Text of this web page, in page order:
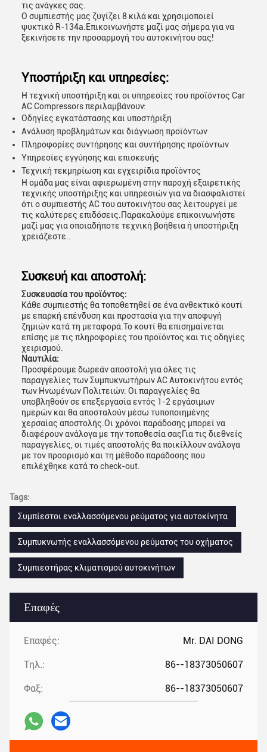
Επαφές
Επαφές: Mr. DAI DONG
Τηλ.: 86--18373050607
Φαξ: 86--18373050607
τις ανάγκες σας.
Ο συμπιεστής μας ζυγίζει 8 κιλά και χρησιμοποιεί
ψυκτικό R-134a.Επικοινωνήστε μαζί μας σήμερα για να
ξεκινήσετε την προσαρμογή του αυτοκινήτου σας!
Υποστήριξη και υπηρεσίες:
Η τεχνική υποστήριξη και οι υπηρεσίες του προϊόντος Car
AC Compressors περιλαμβάνουν:
Οδηγίες εγκατάστασης και υποστήριξη
Ανάλυση προβλημάτων και διάγνωση προϊόντων
Πληροφορίες συντήρησης και συντήρησης προϊόντων
Υπηρεσίες εγγύησης και επισκευής
Τεχνική τεκμηρίωση και εγχειρίδια προϊόντος
Η ομάδα μας είναι αφιερωμένη στην παροχή εξαιρετικής
τεχνικής υποστήριξης και υπηρεσιών για να διασφαλιστεί
ότι ο συμπιεστής AC του αυτοκινήτου σας λειτουργεί με
τις καλύτερες επιδόσεις.Παρακαλούμε επικοινωνήστε
μαζί μας για οποιαδήποτε τεχνική βοήθεια ή υποστήριξη
χρειάζεστε..
Συσκευή και αποστολή:
Συσκευασία του προϊόντος:
Κάθε συμπιεστής θα τοποθετηθεί σε ένα ανθεκτικό κουτί
με επαρκή επένδυση και προστασία για την αποφυγή
ζημιών κατά τη μεταφορά.Το κουτί θα επισημαίνεται
επίσης με τις πληροφορίες του προϊόντος και τις οδηγίες
χειρισμού.
Ναυτιλία:
Προσφέρουμε δωρεάν αποστολή για όλες τις
παραγγελίες των Συμπυκνωτήρων AC Αυτοκινήτου εντός
των Ηνωμένων Πολιτειών. Οι παραγγελίες θα
υποβληθούν σε επεξεργασία εντός 1-2 εργάσιμων
ημερών και θα αποσταλούν μέσω τυποποιημένης
χερσαίας αποστολής.Οι χρόνοι παράδοσης μπορεί να
διαφέρουν ανάλογα με την τοποθεσία σαςΓια τις διεθνείς
παραγγελίες, οι τιμές αποστολής θα ποικίλλουν ανάλογα
με τον προορισμό και τη μέθοδο παράδοσης που
επιλέχθηκε κατά το check-out.
Tags:
Συμπίεστοι εναλλασσόμενου ρεύματος για αυτοκίνητα
Συμπυκνωτής εναλλασσόμενου ρεύματος του οχήματος
Συμπιεστήρας κλιματισμού αυτοκινήτων